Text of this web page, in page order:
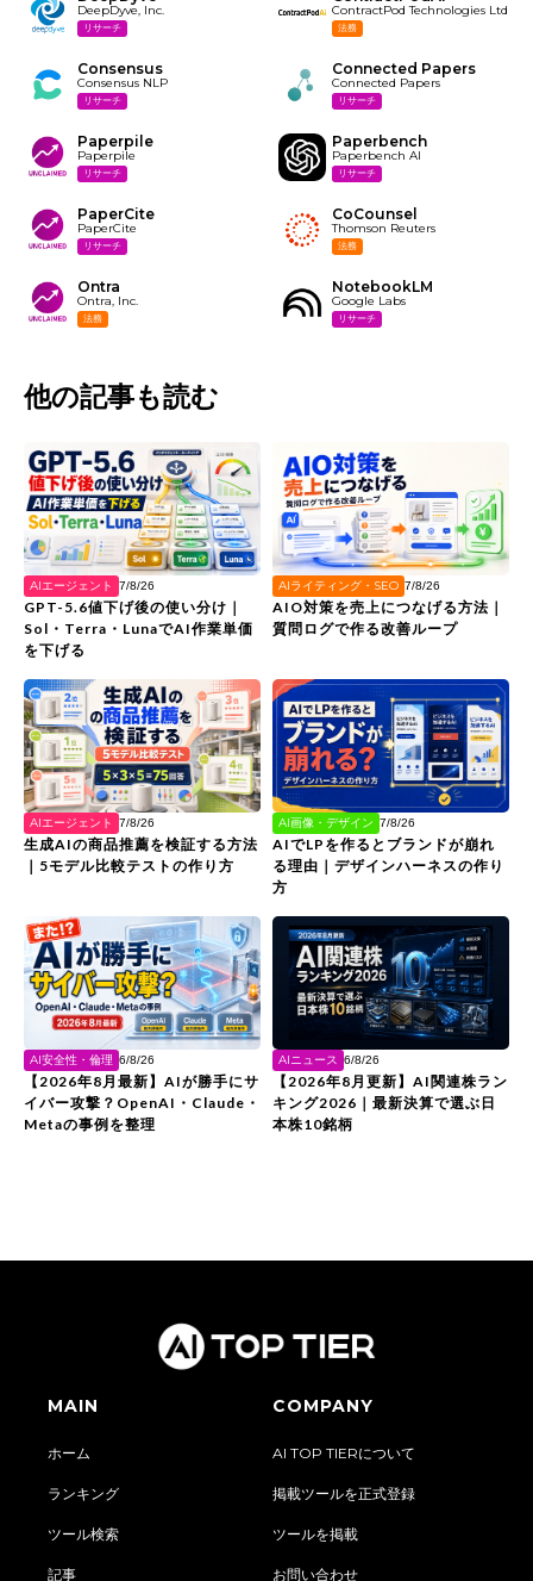
DeepDyve, Inc.
リサーチ
ContractPod Technologies Ltd
法務
Consensus
Consensus NLP
リサーチ
Connected Papers
Connected Papers
リサーチ
Paperpile
Paperpile
リサーチ
Paperbench
Paperbench AI
リサーチ
PaperCite
PaperCite
リサーチ
CoCounsel
Thomson Reuters
法務
Ontra
Ontra, Inc.
法務
NotebookLM
Google Labs
リサーチ
他の記事も読む
AIエージェント 7/8/26
GPT-5.6値下げ後の使い分け｜
Sol・Terra・LunaでAI作業単価
を下げる
AIライティング・SEO 7/8/26
AIO対策を売上につなげる方法｜
質問ログで作る改善ループ
AIエージェント 7/8/26
生成AIの商品推薦を検証する方法
｜5モデル比較テストの作り方
AI画像・デザイン 7/8/26
AIでLPを作るとブランドが崩れ
る理由｜デザインハーネスの作り
方
AI安全性・倫理 6/8/26
【2026年8月最新】AIが勝手にサ
イバー攻撃？OpenAI・Claude・
Metaの事例を整理
AIニュース 6/8/26
【2026年8月更新】AI関連株ラン
キング2026｜最新決算で選ぶ日
本株10銘柄
MAIN
ホーム
ランキング
ツール検索
記事
COMPANY
AI TOP TIERについて
掲載ツールを正式登録
ツールを掲載
お問い合わせ